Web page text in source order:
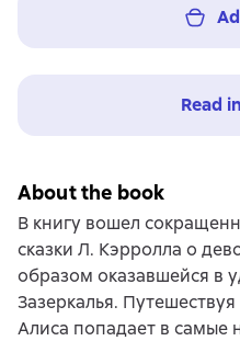
Read
About the book
В книгу вошел
сказки Л. Кэрролла о
образом оказавшейся в
Зазеркалья.
Алиса попадает в самые